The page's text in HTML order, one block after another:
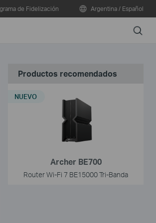
de Fidelización Argentina / Español
Search
Productos recomendados
Archer BE700
Router Wi-Fi 7 BE15000 Tri-Banda
NUEVO